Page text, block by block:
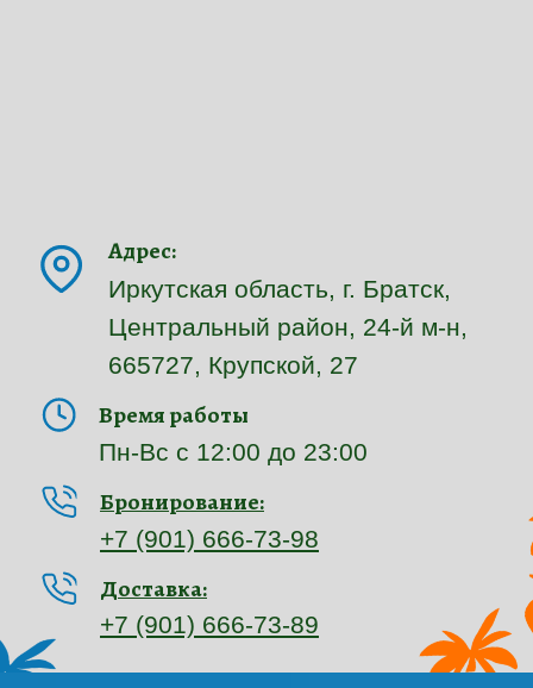
© 2026 Все права защищены
Политика конфиденциальности
Сайт разработан компанией МАВИИ